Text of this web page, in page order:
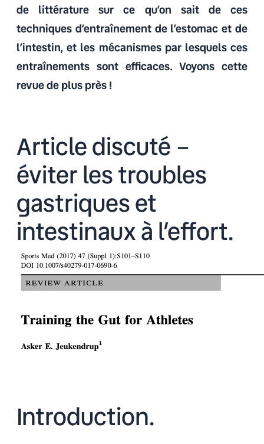
de littérature sur ce qu’on sait de ces
techniques d’entraînement de l’estomac et de
l’intestin, et les mécanismes par lesquels ces
entraînements sont efficaces. Voyons cette
revue de plus près !
Article discuté –
éviter les troubles
gastriques et
intestinaux à l’effort.
Introduction.